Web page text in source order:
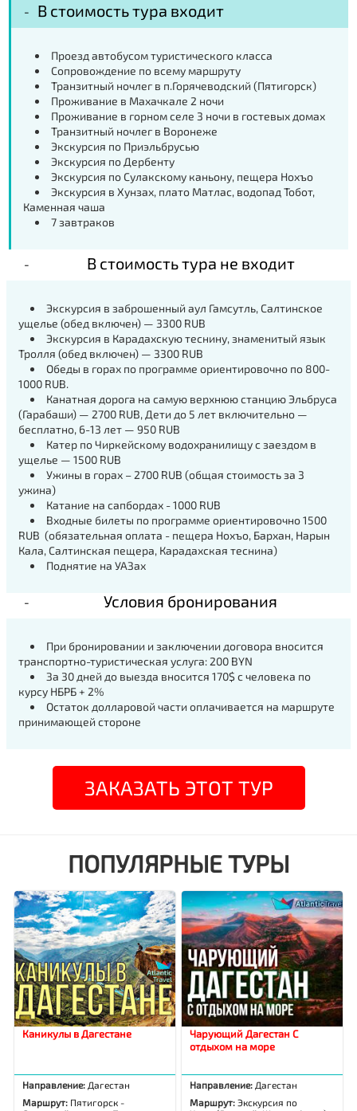
В стоимость тура входит
Проезд автобусом туристического класса
Сопровождение по всему маршруту
Транзитный ночлег в п.Горячеводский (Пятигорск)
Проживание в Махачкале 2 ночи
Проживание в горном селе 3 ночи в гостевых домах
Транзитный ночлег в Воронеже
Экскурсия по Приэльбрусью
Экскурсия по Дербенту
Экскурсия по Сулакскому каньону, пещера Нохъо
Экскурсия в Хунзах, плато Матлас, водопад Тобот,
Каменная чаша
7 завтраков
В стоимость тура не входит
Экскурсия в заброшенный аул Гамсутль, Салтинское
ущелье (обед включен) — 3300 RUB
Экскурсия в Карадахскую теснину, знаменитый язык
Тролля (обед включен) — 3300 RUB
Обеды в горах по программе ориентировочно по 800-
1000 RUB.
Канатная дорога на самую верхнюю станцию Эльбруса
(Гарабаши) — 2700 RUB, Дети до 5 лет включительно —
бесплатно, 6-13 лет — 950 RUB
Катер по Чиркейскому водохранилищу с заездом в
ущелье — 1500 RUB
Ужины в горах – 2700 RUB (общая стоимость за 3
ужина)
Катание на сапбордах - 1000 RUB
Входные билеты по программе ориентировочно 1500
RUB (обязательная оплата - пещера Нохъо, Бархан, Нарын
Кала, Салтинская пещера, Карадахская теснина)
Поднятие на УАЗах
Условия бронирования
При бронировании и заключении договора вносится
транспортно-туристическая услуга: 200 BYN
За 30 дней до выезда вносится 170$ с человека по
курсу НБРБ + 2%
Остаток долларовой части оплачивается на маршруте
принимающей стороне
ЗАКАЗАТЬ ЭТОТ ТУР
ПОПУЛЯРНЫЕ ТУРЫ
Каникулы в Дагестане
Направление: Дагестан
Маршрут: Пятигорск -
Чарующий Дагестан С
отдыхом на море
Направление: Дагестан
Маршрут:Экскурсия по